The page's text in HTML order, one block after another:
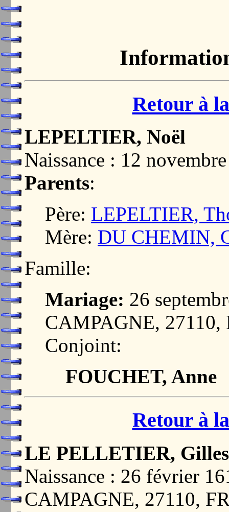
Retour à
LEPELTIER, Noël
Naissance : 12
Parents:
Père: LEPELTIER,
Mère: DU CHEMIN,
Famille:
Mariage: 26
CAMPAGNE, 27110,
Conjoint:
FOUCHET, Anne
Retour à
LE PELLETIER, Gilles
Naissance : 26 février
CAMPAGNE, 27110,